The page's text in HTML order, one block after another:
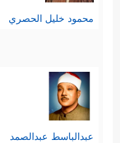
محمود خليل الحصري
عبدالباسط عبدالصمد